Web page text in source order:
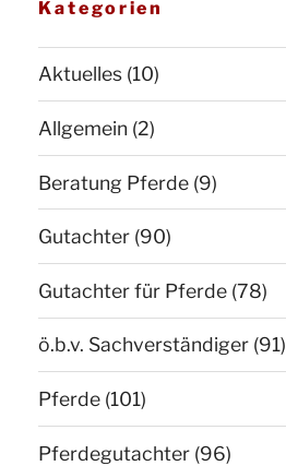
Kategorien
Aktuelles (10)
Allgemein (2)
Beratung Pferde (9)
Gutachter (90)
Gutachter für Pferde (78)
ö.b.v. Sachverständiger (91)
Pferde (101)
Pferdegutachter (96)